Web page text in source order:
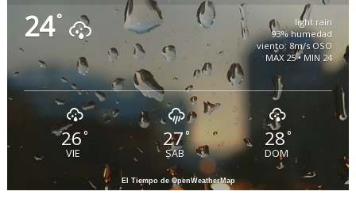
24°
light rain
93% humedad
viento: 8m/s OSO
MAX 25 • MIN 24
26°
VIE
27 °
SAB
28°
DOM
El Tiempo de OpenWeatherMap